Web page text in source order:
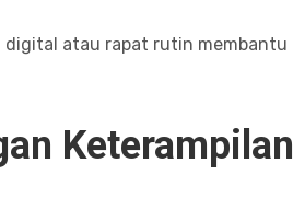
digital atau rapat rutin membantu
Keterampilan